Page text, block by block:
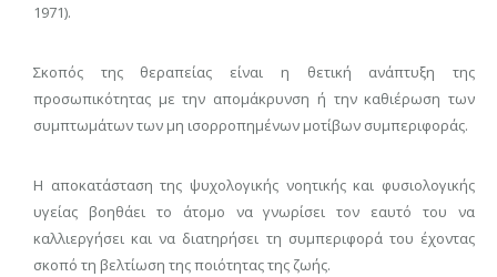
1971).
Σκοπός της θεραπείας είναι η θετική ανάπτυξη της
προσωπικότητας με την απομάκρυνση ή την καθιέρωση των
συμπτωμάτων των μη ισορροπημένων μοτίβων συμπεριφοράς.
Η αποκατάσταση της ψυχολογικής νοητικής και φυσιολογικής
υγείας βοηθάει το άτομο να γνωρίσει τον εαυτό του να
καλλιεργήσει και να διατηρήσει τη συμπεριφορά του έχοντας
σκοπό τη βελτίωση της ποιότητας της ζωής.